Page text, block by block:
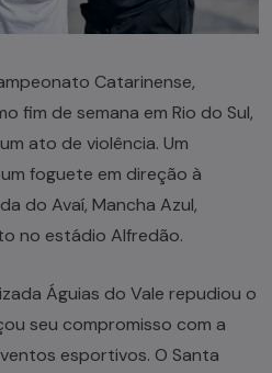
Catarinense,
fim de semana em Rio do Sul,
ato de violência. Um
foguete em direção à
do Avaí, Mancha Azul,
no estádio Alfredão.
Águias do Vale repudiou o
seu compromisso com a
esportivos. O Santa